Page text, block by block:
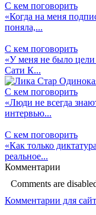
С кем поговорить
«Когда на меня
поняла,...
С кем поговорить
«У меня не было
Сати К...
С кем поговорить
«Люди не всегда
интервью...
С кем поговорить
«Как только
реальное...
Комментарии
Comments are
Комментарии для